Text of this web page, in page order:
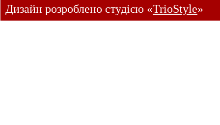
Дизайн розроблено студією «TrioStyle»